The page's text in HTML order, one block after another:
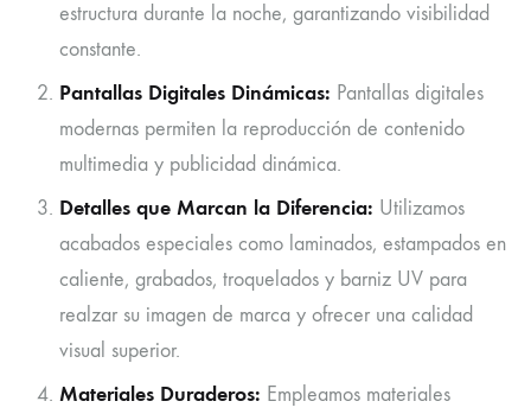
estructura durante la noche, garantizando visibilidad
constante.
Pantallas Digitales Dinámicas: Pantallas digitales
modernas permiten la reproducción de contenido
multimedia y publicidad dinámica.
Detalles que Marcan la Diferencia: Utilizamos
acabados especiales como laminados, estampados en
caliente, grabados, troquelados y barniz UV para
realzar su imagen de marca y ofrecer una calidad
visual superior.
Materiales Duraderos: Empleamos materiales